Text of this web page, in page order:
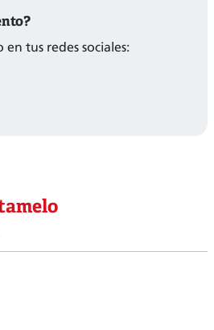
en tus redes sociales: